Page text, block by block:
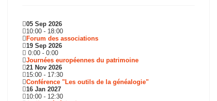
05 Sep 2026
10:00 - 18:00
Forum des associations
19 Sep 2026
0:00 - 0:00
Journées européennes du patrimoine
21 Nov 2026
15:00 - 17:30
Conférence "Les outils de la généalogie"
16 Jan 2027
10:00 - 12:30